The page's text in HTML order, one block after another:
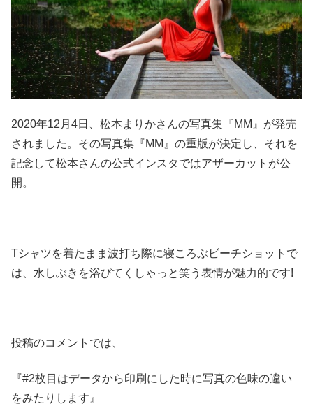
2020年12月4日、松本まりかさんの写真集『MM』が発売
されました。その写真集『MM』の重版が決定し、それを
記念して松本さんの公式インスタではアザーカットが公
開。
Tシャツを着たまま波打ち際に寝ころぶビーチショットで
は、水しぶきを浴びてくしゃっと笑う表情が魅力的です!
投稿のコメントでは、
『#2枚目はデータから印刷にした時に写真の色味の違い
をみたりします』